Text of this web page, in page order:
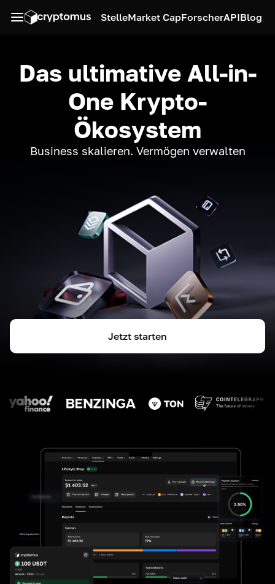
StelleMarket CapForscherAPIBlog
Das ultimative All-in-
One Krypto-
Ökosystem
Business skalieren. Vermögen verwalten
Jetzt starten